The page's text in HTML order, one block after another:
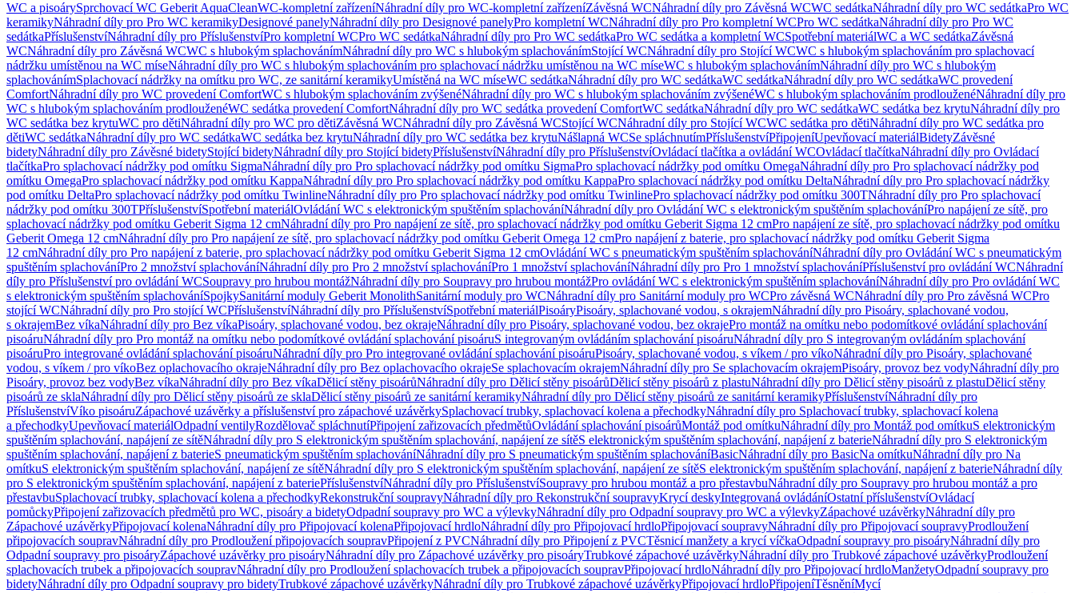
WC a pisoárySprchovací WC Geberit AquaCleanWC-kompletní zařízeníNáhradní díly pro WC-kompletní zařízeníZávěsná WCNáhradní díly pro Závěsná WCWC sedátkaNáhradní díly pro WC sedátkaPro WC
keramikyNáhradní díly pro Pro WC keramikyDesignové panelyNáhradní díly pro Designové panelyPro kompletní WCNáhradní díly pro Pro kompletní WCPro WC sedátkaNáhradní díly pro Pro WC
sedátkaPříslušenstvíNáhradní díly pro PříslušenstvíPro kompletní WCPro WC sedátkaNáhradní díly pro Pro WC sedátkaPro WC sedátka a kompletní WCSpotřební materiálWC a WC sedátkaZávěsná
WCNáhradní díly pro Závěsná WCWC s hlubokým splachovánímNáhradní díly pro WC s hlubokým splachovánímStojící WCNáhradní díly pro Stojící WCWC s hlubokým splachováním pro splachovací
nádržku umístěnou na WC míseNáhradní díly pro WC s hlubokým splachováním pro splachovací nádržku umístěnou na WC míseWC s hlubokým splachovánímNáhradní díly pro WC s hlubokým
splachovánímSplachovací nádržky na omítku pro WC, ze sanitární keramikyUmístěná na WC míseWC sedátkaNáhradní díly pro WC sedátkaWC sedátkaNáhradní díly pro WC sedátkaWC provedení
ComfortNáhradní díly pro WC provedení ComfortWC s hlubokým splachováním zvýšenéNáhradní díly pro WC s hlubokým splachováním zvýšenéWC s hlubokým splachováním prodlouženéNáhradní díly pro
WC s hlubokým splachováním prodlouženéWC sedátka provedení ComfortNáhradní díly pro WC sedátka provedení ComfortWC sedátkaNáhradní díly pro WC sedátkaWC sedátka bez krytuNáhradní díly pro
WC sedátka bez krytuWC pro dětiNáhradní díly pro WC pro dětiZávěsná WCNáhradní díly pro Závěsná WCStojící WCNáhradní díly pro Stojící WCWC sedátka pro dětiNáhradní díly pro WC sedátka pro
dětiWC sedátkaNáhradní díly pro WC sedátkaWC sedátka bez krytuNáhradní díly pro WC sedátka bez krytuNášlapná WCSe spláchnutímPříslušenstvíPřipojeníUpevňovací materiálBidetyZávěsné
bidetyNáhradní díly pro Závěsné bidetyStojící bidetyNáhradní díly pro Stojící bidetyPříslušenstvíNáhradní díly pro PříslušenstvíOvládací tlačítka a ovládání WCOvládací tlačítkaNáhradní díly pro Ovládací
tlačítkaPro splachovací nádržky pod omítku SigmaNáhradní díly pro Pro splachovací nádržky pod omítku SigmaPro splachovací nádržky pod omítku OmegaNáhradní díly pro Pro splachovací nádržky pod
omítku OmegaPro splachovací nádržky pod omítku KappaNáhradní díly pro Pro splachovací nádržky pod omítku KappaPro splachovací nádržky pod omítku DeltaNáhradní díly pro Pro splachovací nádržky
pod omítku DeltaPro splachovací nádržky pod omítku TwinlineNáhradní díly pro Pro splachovací nádržky pod omítku TwinlinePro splachovací nádržky pod omítku 300TNáhradní díly pro Pro splachovací
nádržky pod omítku 300TPříslušenstvíSpotřební materiálOvládání WC s elektronickým spuštěním splachováníNáhradní díly pro Ovládání WC s elektronickým spuštěním splachováníPro napájení ze sítě, pro
splachovací nádržky pod omítku Geberit Sigma 12 cmNáhradní díly pro Pro napájení ze sítě, pro splachovací nádržky pod omítku Geberit Sigma 12 cmPro napájení ze sítě, pro splachovací nádržky pod omítku
Geberit Omega 12 cmNáhradní díly pro Pro napájení ze sítě, pro splachovací nádržky pod omítku Geberit Omega 12 cmPro napájení z baterie, pro splachovací nádržky pod omítku Geberit Sigma
12 cmNáhradní díly pro Pro napájení z baterie, pro splachovací nádržky pod omítku Geberit Sigma 12 cmOvládání WC s pneumatickým spuštěním splachováníNáhradní díly pro Ovládání WC s pneumatickým
spuštěním splachováníPro 2 množství splachováníNáhradní díly pro Pro 2 množství splachováníPro 1 množství splachováníNáhradní díly pro Pro 1 množství splachováníPříslušenství pro ovládání WCNáhradní
díly pro Příslušenství pro ovládání WCSoupravy pro hrubou montážNáhradní díly pro Soupravy pro hrubou montážPro ovládání WC s elektronickým spuštěním splachováníNáhradní díly pro Pro ovládání WC
s elektronickým spuštěním splachováníSpojkySanitární moduly Geberit MonolithSanitární moduly pro WCNáhradní díly pro Sanitární moduly pro WCPro závěsná WCNáhradní díly pro Pro závěsná WCPro
stojící WCNáhradní díly pro Pro stojící WCPříslušenstvíNáhradní díly pro PříslušenstvíSpotřební materiálPisoáryPisoáry, splachované vodou, s okrajemNáhradní díly pro Pisoáry, splachované vodou,
s okrajemBez víkaNáhradní díly pro Bez víkaPisoáry, splachované vodou, bez okrajeNáhradní díly pro Pisoáry, splachované vodou, bez okrajePro montáž na omítku nebo podomítkové ovládání splachování
pisoáruNáhradní díly pro Pro montáž na omítku nebo podomítkové ovládání splachování pisoáruS integrovaným ovládáním splachování pisoáruNáhradní díly pro S integrovaným ovládáním splachování
pisoáruPro integrované ovládání splachování pisoáruNáhradní díly pro Pro integrované ovládání splachování pisoáruPisoáry, splachované vodou, s víkem / pro víkoNáhradní díly pro Pisoáry, splachované
vodou, s víkem / pro víkoBez oplachovacího okrajeNáhradní díly pro Bez oplachovacího okrajeSe splachovacím okrajemNáhradní díly pro Se splachovacím okrajemPisoáry, provoz bez vodyNáhradní díly pro
Pisoáry, provoz bez vodyBez víkaNáhradní díly pro Bez víkaDělicí stěny pisoárůNáhradní díly pro Dělicí stěny pisoárůDělicí stěny pisoárů z plastuNáhradní díly pro Dělicí stěny pisoárů z plastuDělicí stěny
pisoárů ze sklaNáhradní díly pro Dělicí stěny pisoárů ze sklaDělicí stěny pisoárů ze sanitární keramikyNáhradní díly pro Dělicí stěny pisoárů ze sanitární keramikyPříslušenstvíNáhradní díly pro
PříslušenstvíVíko pisoáruZápachové uzávěrky a příslušenství pro zápachové uzávěrkySplachovací trubky, splachovací kolena a přechodkyNáhradní díly pro Splachovací trubky, splachovací kolena
a přechodkyUpevňovací materiálOdpadní ventilyRozdělovač spláchnutíPřipojení zařizovacích předmětůOvládání splachování pisoárůMontáž pod omítkuNáhradní díly pro Montáž pod omítkuS elektronickým
spuštěním splachování, napájení ze sítěNáhradní díly pro S elektronickým spuštěním splachování, napájení ze sítěS elektronickým spuštěním splachování, napájení z baterieNáhradní díly pro S elektronickým
spuštěním splachování, napájení z baterieS pneumatickým spuštěním splachováníNáhradní díly pro S pneumatickým spuštěním splachováníBasicNáhradní díly pro BasicNa omítkuNáhradní díly pro Na
omítkuS elektronickým spuštěním splachování, napájení ze sítěNáhradní díly pro S elektronickým spuštěním splachování, napájení ze sítěS elektronickým spuštěním splachování, napájení z baterieNáhradní díly
pro S elektronickým spuštěním splachování, napájení z bateriePříslušenstvíNáhradní díly pro PříslušenstvíSoupravy pro hrubou montáž a pro přestavbuNáhradní díly pro Soupravy pro hrubou montáž a pro
přestavbuSplachovací trubky, splachovací kolena a přechodkyRekonstrukční soupravyNáhradní díly pro Rekonstrukční soupravyKrycí deskyIntegrovaná ovládáníOstatní příslušenstvíOvládací
pomůckyPřipojení zařizovacích předmětů pro WC, pisoáry a bidetyOdpadní soupravy pro WC a výlevkyNáhradní díly pro Odpadní soupravy pro WC a výlevkyZápachové uzávěrkyNáhradní díly pro
Zápachové uzávěrkyPřipojovací kolenaNáhradní díly pro Připojovací kolenaPřipojovací hrdloNáhradní díly pro Připojovací hrdloPřipojovací soupravyNáhradní díly pro Připojovací soupravyProdloužení
připojovacích soupravNáhradní díly pro Prodloužení připojovacích soupravPřipojení z PVCNáhradní díly pro Připojení z PVCTěsnicí manžety a krycí víčkaOdpadní soupravy pro pisoáryNáhradní díly pro
Odpadní soupravy pro pisoáryZápachové uzávěrky pro pisoáryNáhradní díly pro Zápachové uzávěrky pro pisoáryTrubkové zápachové uzávěrkyNáhradní díly pro Trubkové zápachové uzávěrkyProdloužení
splachovacích trubek a připojovacích soupravNáhradní díly pro Prodloužení splachovacích trubek a připojovacích soupravPřipojovací hrdloNáhradní díly pro Připojovací hrdloManžetyOdpadní soupravy pro
bidetyNáhradní díly pro Odpadní soupravy pro bidetyTrubkové zápachové uzávěrkyNáhradní díly pro Trubkové zápachové uzávěrkyPřipojovací hrdloPřipojeníTěsněníMycí